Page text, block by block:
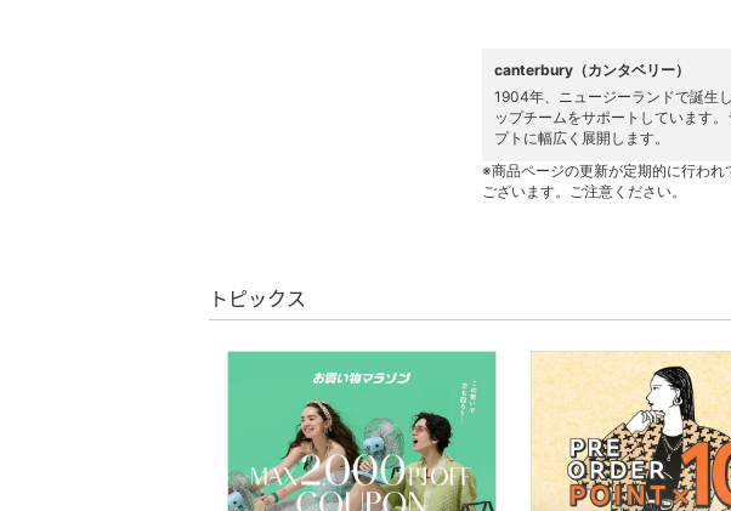
フレグランス
メイク道具・美容器具
コフレ・キット・セット
canterbury（カンタベリー）
1904年、ニュージーランドで誕生
ップチームをサポートしています
プトに幅広く展開します。
※商品ページの更新が定期的に行わ
ございます。ご注意ください。
トピックス